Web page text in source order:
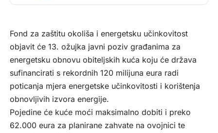
Fond za zaštitu okoliša i energetsku učinkovitost
objavit će 13. ožujka javni poziv građanima za
energetsku obnovu obiteljskih kuća koju će država
sufinancirati s rekordnih 120 milijuna eura radi
poticanja mjera energetske učinkovitosti i korištenja
obnovljivih izvora energije.
Pojedine će kuće moći maksimalno dobiti i preko
62.000 eura za planirane zahvate na ovojnici te